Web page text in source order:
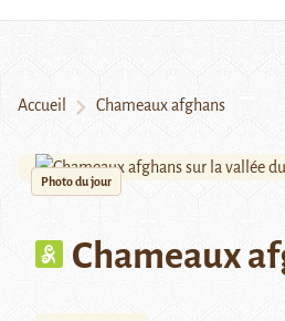
Accueil Chameaux afghans
Photo du jour
Chameaux